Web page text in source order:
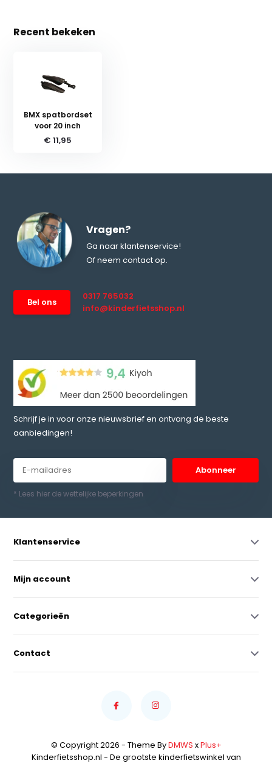
Recent bekeken
BMX spatbordset
voor 20 inch
€ 11,95
Vragen?
Ga naar klantenservice!
Of neem contact op.
Bel ons
0317 765032
info@kinderfietsshop.nl
Schrijf je in voor onze nieuwsbrief en ontvang de beste
aanbiedingen!
Abonneer
* Lees hier de wettelijke beperkingen
Klantenservice
Mijn account
Categorieën
Contact
© Copyright 2026 - Theme ByDMWS xPlus+
Kinderfietsshop.nl - De grootste kinderfietswinkel van